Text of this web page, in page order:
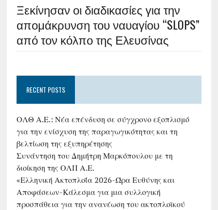
Ξεκίνησαν οι διαδικασίες για την
απομάκρυνση του ναυαγίου “SLOPS”
από τον κόλπο της Ελευσίνας
RECENT POSTS
ΟΛΘ Α.Ε.: Νέα επένδυση σε σύγχρονο εξοπλισμό
για την ενίσχυση της παραγωγικότητας και τη
βελτίωση της εξυπηρέτησης
Συνάντηση του Δημήτρη Μαρκόπουλου με τη
διοίκηση της ΟΛΠ Α.Ε.
«Ελληνική Ακτοπλοΐα 2026-Ώρα Ευθύνης και
Αποφάσεων-Κάλεσμα για μια συλλογική
προσπάθεια για την ανανέωση του ακτοπλοϊκού